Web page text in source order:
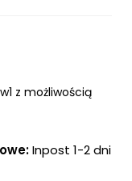
z możliwością
Inpost 1-2 dni